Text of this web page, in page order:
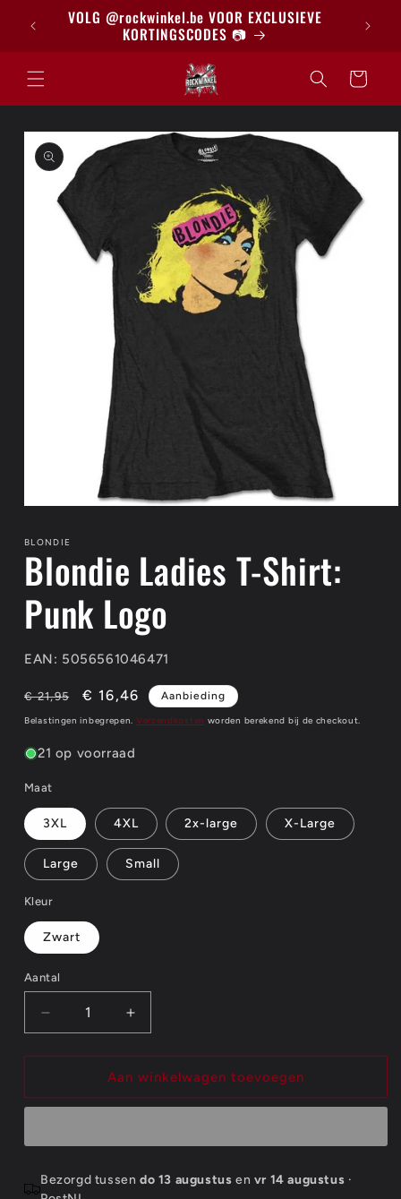
naar deVOLG @rockwinkel.be VOOR EXCLUSIEVE
KORTINGSCODES 📷
Winkelwagen
direct naar
openen
modaal
BLONDIE
Blondie Ladies T-Shirt:
Punk Logo
EAN: 5056561046471
Normale
prijs
€ 21,95 Aanbiedingsprijs
€ 16,46 Aanbieding
Belastingen inbegrepen. Verzendkosten worden berekend bij de checkout.
21 op voorraad
Maat
3XL 4XL 2x-large X-Large
Large Small
Kleur
Zwart
Aantal
Aantal
Aantal
verlagen
voor
Ladies
Punk
Logo
Aantal
verhogen
voor
Blondie
Ladies
Punk
Logo
Aan winkelwagen toevoegen
Bezorgd tussen do 13 augustus en vr 14 augustus ·